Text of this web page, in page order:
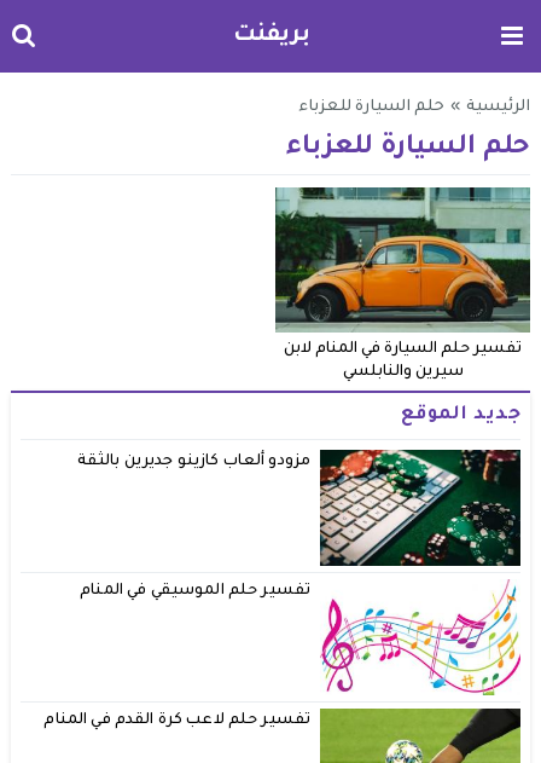
بريفنت
الرئيسية » حلم السيارة للعزباء
حلم السيارة للعزباء
تفسير حلم السيارة في المنام لابن
سيرين والنابلسي
جديد الموقع
مزودو ألعاب كازينو جديرين بالثقة
تفسير حلم الموسيقي في المنام
تفسير حلم لاعب كرة القدم في المنام